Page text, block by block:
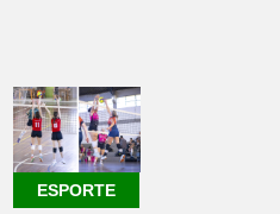
ESPORTE